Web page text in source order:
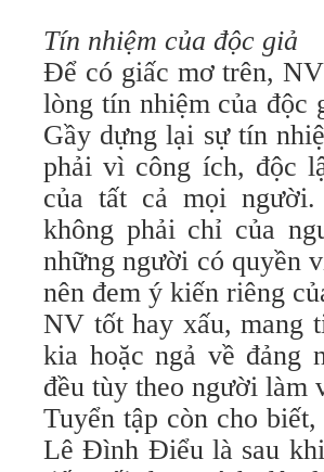
Tín nhiệm của độc giả
Để có giấc mơ trên,
lòng tín nhiệm của độc
Gầy dựng lại sự tín
phải vì công ích, độc
của tất cả mọi
không phải chỉ của
những người có quyền
nên đem ý kiến riêng
NV tốt hay xấu, mang
kia hoặc ngả về đảng
đều tùy theo người làm
Tuyển tập còn cho
Lê Đình Điểu là sau